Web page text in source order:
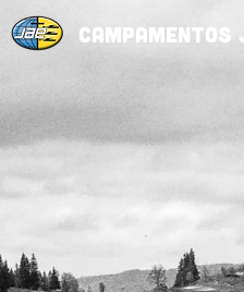
CAMPAMENTOS